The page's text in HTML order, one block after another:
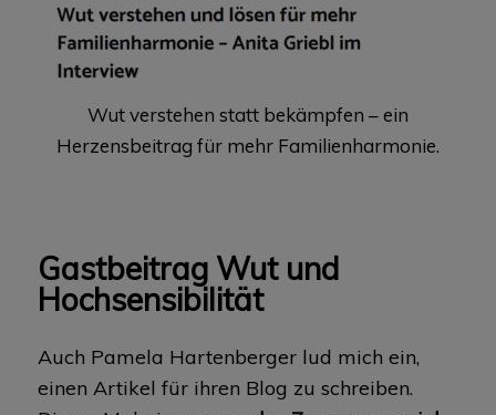
Wut verstehen statt bekämpfen – ein
Herzensbeitrag für mehr Familienharmonie.
Gastbeitrag Wut und
Hochsensibilität
Auch Pamela Hartenberger lud mich ein,
einen Artikel für ihren Blog zu schreiben.